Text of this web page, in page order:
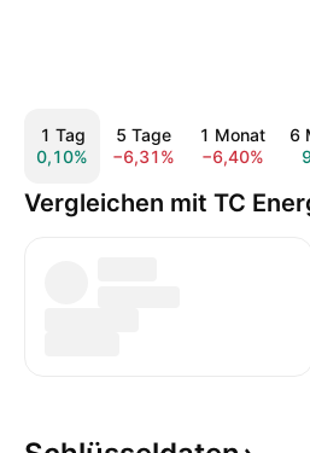
1 Tag
0,10%
5 Tage
−6,31%
1 Monat
−6,40%
6
Vergleichen mit TC